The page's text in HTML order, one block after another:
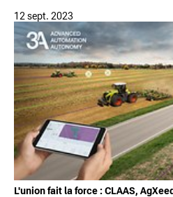
12 sept. 2023
L'union fait la force : CLAAS,